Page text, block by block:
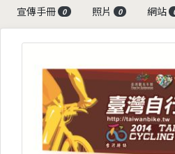
宣傳手冊 0 照片 0 網站